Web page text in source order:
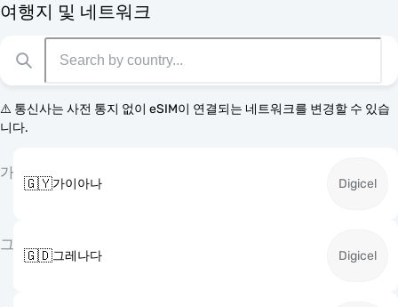
여행지 및 네트워크
⚠️ 통신사는 사전 통지 없이 eSIM이 연결되는 네트워크를 변경할 수 있습
니다.
가
🇬🇾가이아나 Digicel
그
🇬🇩그레나다 Digicel